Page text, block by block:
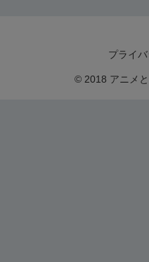
プライ
© 2018 アニメと